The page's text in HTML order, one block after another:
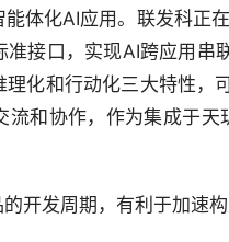
体化AI应用。联发科正
接口，实现AI跨应用
化和行动化三大特性，
流和协作，作为集成于
开发周期，有利于加速